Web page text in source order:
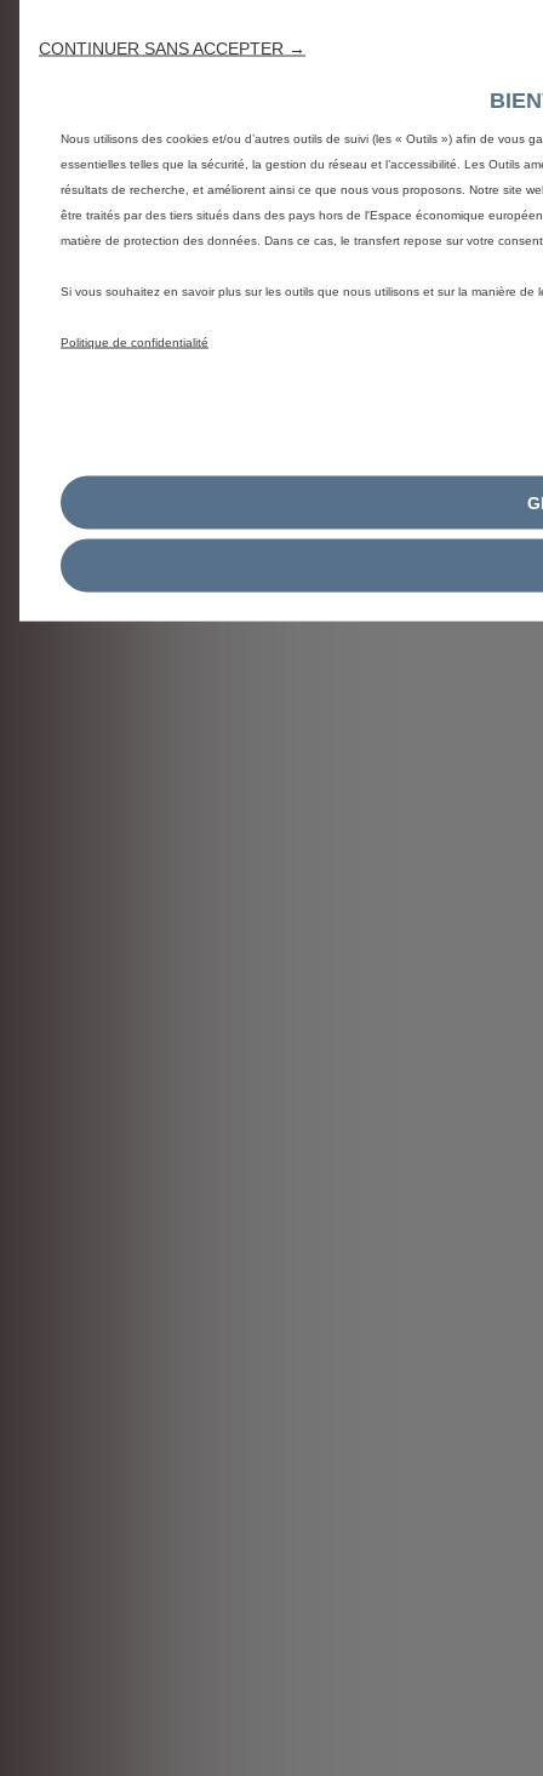
CONTINUER SANS ACCEPTER →
Nous utilisons des cookies et/ou d’autres outils de suivi (les « Outils ») afin de vous
essentielles telles que la sécurité, la gestion du réseau et l’accessibilité. Les Outils
résultats de recherche, et améliorent ainsi ce que nous vous proposons. Notre site
être traités par des tiers situés dans des pays hors de l'Espace économique
matière de protection des données. Dans ce cas, le transfert repose sur votre
Si vous souhaitez en savoir plus sur les outils que nous utilisons et sur la manière
Politique de confidentialité